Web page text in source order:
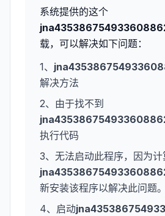
系统提供的这个
载，可以解决如下问题：
1、
解决方法
2、由于找不到
执行代码
3、无法启动此程序，因为
新安装该程序以解决此问题。
4、启动